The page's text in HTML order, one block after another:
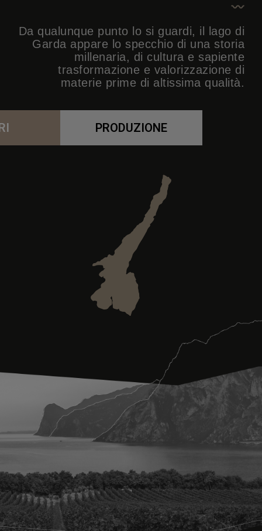
Da qualunque punto lo si guardi, il lago di
Garda appare lo specchio di una storia
millenaria, di cultura e sapiente
trasformazione e valorizzazione di
materie prime di altissima qualità.
PRODUZIONE